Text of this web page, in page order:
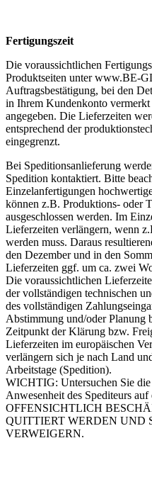
Fertigungszeit
Die voraussichtlichen
Produktseiten unter www.BE-
Auftragsbestätigung, bei den
in Ihrem Kundenkonto
angegeben. Die Lieferzeiten
entsprechend der
eingegrenzt.
Bei Speditionsanlieferung
Spedition kontaktiert. Bitte
Einzelanfertigungen
können z.B. Produktions- oder
ausgeschlossen werden. Im
Lieferzeiten verlängern, wenn
werden muss. Daraus
den Dezember und in den
Lieferzeiten ggf. um ca. zwei
Die voraussichtlichen
der vollständigen technischen
des vollständigen
Abstimmung und/oder Planung
Zeitpunkt der Klärung bzw.
Lieferzeiten im europäischen
verlängern sich je nach Land
Arbeitstage (Spedition).
WICHTIG: Untersuchen Sie
Anwesenheit des Spediteurs
OFFENSICHTLICH
QUITTIERT WERDEN UND
VERWEIGERN.